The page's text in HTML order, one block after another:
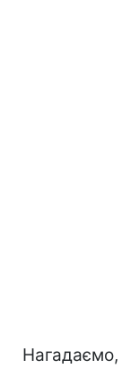
Нагадаємо,